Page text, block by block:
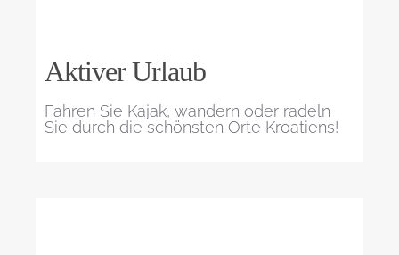
Aktiver Urlaub
Fahren Sie Kajak, wandern oder radeln
Sie durch die schönsten Orte Kroatiens!